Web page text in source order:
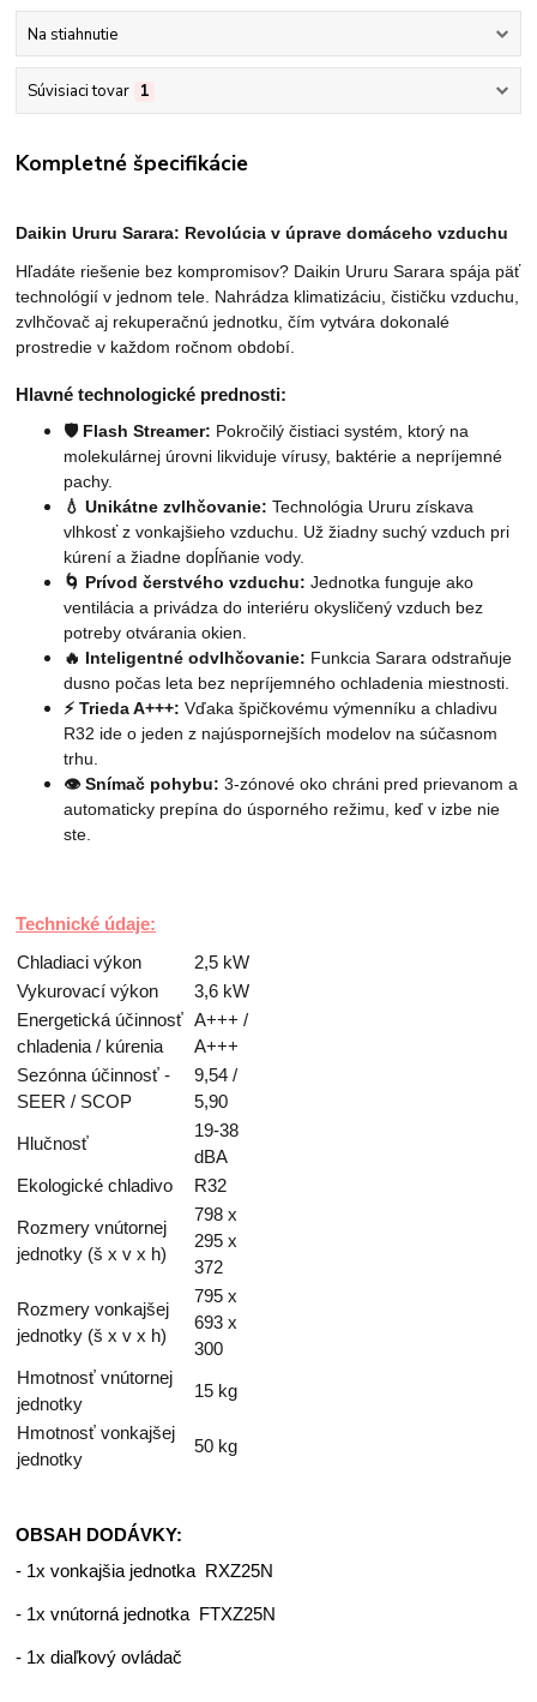
Na stiahnutie
Súvisiaci tovar 1
Kompletné špecifikácie
Daikin Ururu Sarara: Revolúcia v úprave domáceho vzduchu
Hľadáte riešenie bez kompromisov? Daikin Ururu Sarara spája päť
technológií v jednom tele. Nahrádza klimatizáciu, čističku vzduchu,
zvlhčovač aj rekuperačnú jednotku, čím vytvára dokonalé
prostredie v každom ročnom období.
Hlavné technologické prednosti:
🛡️ Flash Streamer: Pokročilý čistiaci systém, ktorý na
molekulárnej úrovni likviduje vírusy, baktérie a nepríjemné
pachy.
💧 Unikátne zvlhčovanie: Technológia Ururu získava
vlhkosť z vonkajšieho vzduchu. Už žiadny suchý vzduch pri
kúrení a žiadne dopĺňanie vody.
🌀 Prívod čerstvého vzduchu: Jednotka funguje ako
ventilácia a privádza do interiéru okysličený vzduch bez
potreby otvárania okien.
🔥 Inteligentné odvlhčovanie: Funkcia Sarara odstraňuje
dusno počas leta bez nepríjemného ochladenia miestnosti.
⚡ Trieda A+++: Vďaka špičkovému výmenníku a chladivu
R32 ide o jeden z najúspornejších modelov na súčasnom
trhu.
👁️ Snímač pohybu: 3-zónové oko chráni pred prievanom a
automaticky prepína do úsporného režimu, keď v izbe nie
ste.
Technické údaje:
Chladiaci výkon
2,5 kW
Vykurovací výkon
3,6 kW
Energetická účinnosť
chladenia / kúrenia
A+++ /
A+++
Sezónna účinnosť -
SEER / SCOP
9,54 /
5,90
Hlučnosť
19-38
dBA
Ekologické chladivo
R32
Rozmery vnútornej
jednotky (š x v x h)
798 x
295 x
372
Rozmery vonkajšej
jednotky (š x v x h)
795 x
693 x
300
Hmotnosť vnútornej
jednotky
15 kg
Hmotnosť vonkajšej
jednotky
50 kg
OBSAH DODÁVKY:
- 1x vonkajšia jednotka RXZ25N
- 1x vnútorná jednotka FTXZ25N
- 1x diaľkový ovládač